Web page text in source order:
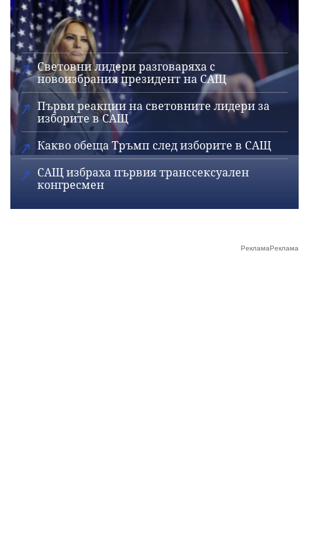
Световни лидери разговаряха с
новоизбрания президент на САЩ
Първи реакции на световните лидери за
изборите в САЩ
Какво обеща Тръмп след изборите в САЩ
САЩ избраха първия транссексуален
конгресмен